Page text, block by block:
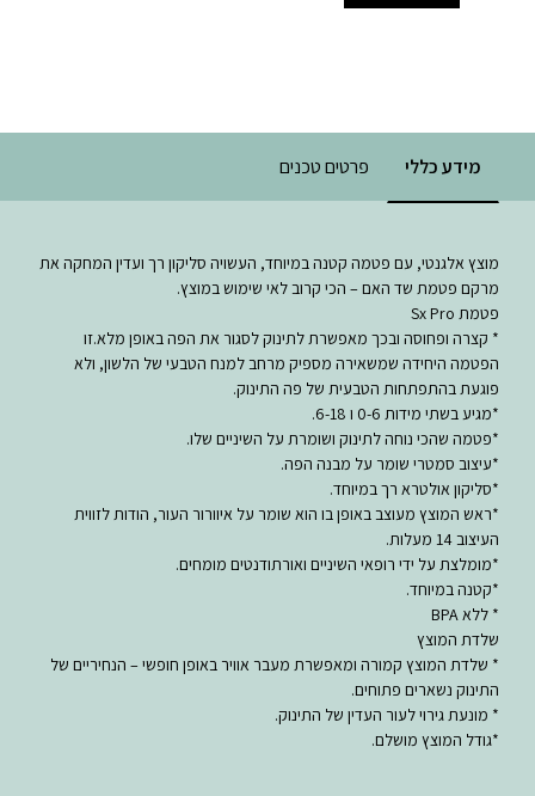
מידע כללי פרטים טכנים
מוצץ אלגנטי, עם פטמה קטנה במיוחד, העשויה סליקון רך ועדין המחקה את
מרקם פטמת שד האם – הכי קרוב לאי שימוש במוצץ.
פטמת Sx Pro
* קצרה ופחוסה ובכך מאפשרת לתינוק לסגור את הפה באופן מלא.זו
הפטמה היחידה שמשאירה מספיק מרחב למנח הטבעי של הלשון, ולא
פוגעת בהתפתחות הטבעית של פה התינוק.
*מגיע בשתי מידות 0-6 ו 6-18.
*פטמה שהכי נוחה לתינוק ושומרת על השיניים שלו.
*עיצוב סמטרי שומר על מבנה הפה.
*סליקון אולטרא רך במיוחד.
*ראש המוצץ מעוצב באופן בו הוא שומר על איוורור העור, הודות לזווית
העיצוב 14 מעלות.
*מומלצת על ידי רופאי השיניים ואורתודנטים מומחים.
*קטנה במיוחד.
* ללא BPA
שלדת המוצץ
* שלדת המוצץ קמורה ומאפשרת מעבר אוויר באופן חופשי – הנחיריים של
התינוק נשארים פתוחים.
* מונעת גירוי לעור העדין של התינוק.
*גודל המוצץ מושלם.